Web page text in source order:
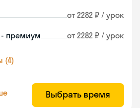
от 2282 ₽ / урок
премиум от 2282 ₽ / урок
(4)
Выбрать время